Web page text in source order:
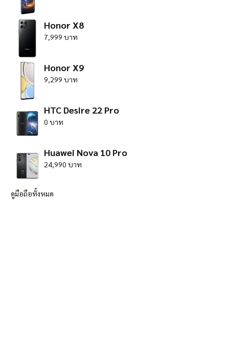
Honor X8
7,999 บาท
Honor X9
9,299 บาท
HTC Desire 22 Pro
0 บาท
Huawei Nova 10 Pro
24,990 บาท
ดูมือถือทั้งหมด